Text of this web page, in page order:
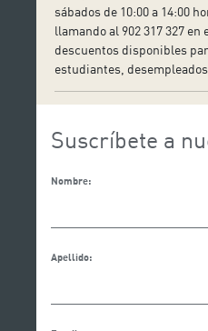
sábados de 10:00 a 14:00
llamando al 902 317 327
descuentos disponibles
estudiantes,
Suscríbete a
Nombre:
Apellido: